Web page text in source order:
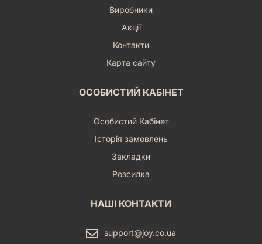
Виробники
Акції
Контакти
Карта сайту
ОСОБИСТИЙ КАБІНЕТ
Особистий Кабінет
Історія замовлень
Закладки
Розсилка
НАШІ КОНТАКТИ
support@joy.co.ua